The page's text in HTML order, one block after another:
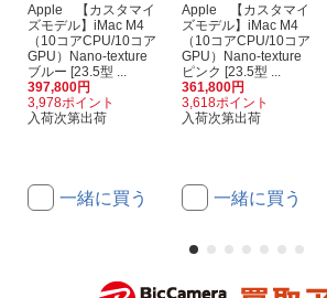
Apple 【カスタマイ
ズモデル】iMac M4
（10コアCPU/10コア
GPU）Nano-texture
ブルー [23.5型 ...
397,800円
3,978ポイント
入荷次第出荷
一緒に買う
Apple 【カスタマイ
ズモデル】iMac M4
（10コアCPU/10コア
GPU）Nano-texture
ピンク [23.5型 ...
361,800円
3,618ポイント
入荷次第出荷
一緒に買う